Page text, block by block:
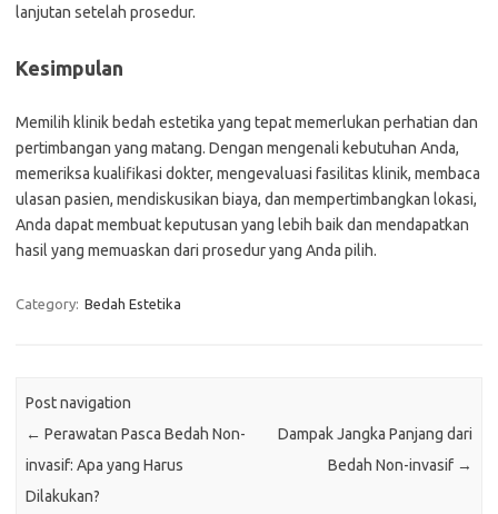
lanjutan setelah prosedur.
Kesimpulan
Memilih klinik bedah estetika yang tepat memerlukan perhatian dan
pertimbangan yang matang. Dengan mengenali kebutuhan Anda,
memeriksa kualifikasi dokter, mengevaluasi fasilitas klinik, membaca
ulasan pasien, mendiskusikan biaya, dan mempertimbangkan lokasi,
Anda dapat membuat keputusan yang lebih baik dan mendapatkan
hasil yang memuaskan dari prosedur yang Anda pilih.
Category: Bedah Estetika
Post navigation
← Perawatan Pasca Bedah Non-
invasif: Apa yang Harus
Dilakukan?
Dampak Jangka Panjang dari
Bedah Non-invasif →